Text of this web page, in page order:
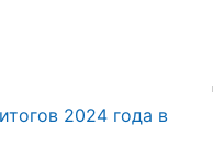
2024 года в